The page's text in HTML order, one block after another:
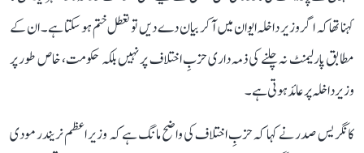
کہنا تھا کہ اگر وزیر داخلہ ایوان میں آ کر بیان دے دیں تو تعطل ختم ہو سکتا ہے۔ ان کے
مطابق پارلیمنٹ نہ چلنے کی ذمہ داری حزبِ اختلاف پر نہیں بلکہ حکومت، خاص طور پر
وزیر داخلہ پر عائد ہوتی ہے۔
کانگریس صدر نے کہا کہ حزبِ اختلاف کی واضح مانگ ہے کہ وزیر اعظم نریندر مودی